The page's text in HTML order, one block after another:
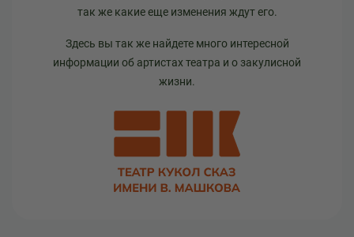
так же какие еще изменения ждут его.
Здесь вы так же найдете много интересной
информации об артистах театра и о закулисной
жизни.